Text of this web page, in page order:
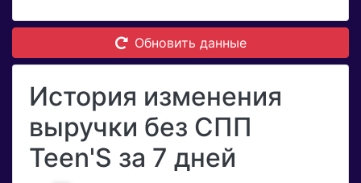
Обновить данные
История изменения
выручки без СПП
Teen'S за 7 дней